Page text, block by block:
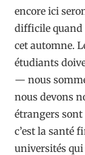
encore ici
difficile quand
cet automne.
étudiants
— nous
nous devons
étrangers sont
c’est la santé
universités qui